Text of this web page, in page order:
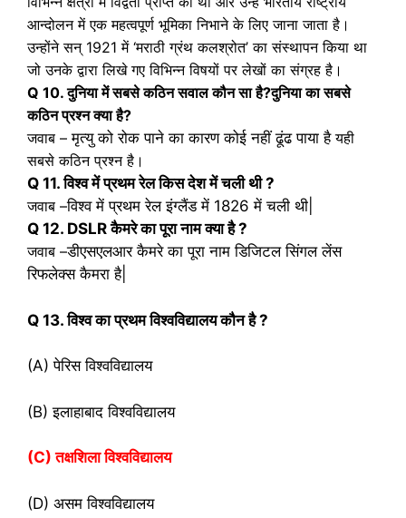
आन्दोलन में एक महत्वपूर्ण भूमिका निभाने के लिए जाना जाता है।
उन्होंने सन् 1921 में ‘मराठी ग्रंथ कलश्रोत’ का संस्थापन किया था
जो उनके द्वारा लिखे गए विभिन्न विषयों पर लेखों का संग्रह है।
Q 10. दुनिया में सबसे कठिन सवाल कौन सा है?दुनिया का सबसे
कठिन प्रश्न क्या है?
जवाब –मृत्यु को रोक पाने का कारण कोई नहीं ढूंढ पाया हैयही
सबसे कठिन प्रश्न है।
Q 11. विश्व में प्रथम रेल किस देश में चली थी ?
जवाब –विश्व में प्रथम रेल इंग्लैंड में 1826 में चली थी|
Q 12. DSLR कैमरे का पूरा नाम क्या है ?
जवाब –डीएसएलआर कैमरे का पूरा नाम डिजिटल सिंगल लेंस
रिफलेक्स कैमरा है|
Q 13. विश्व का प्रथम विश्वविद्यालय कौन है ?
(A) पेरिस विश्वविद्यालय
(B) इलाहाबाद विश्वविद्यालय
(C) तक्षशिला विश्वविद्यालय
(D) असम विश्वविद्यालय